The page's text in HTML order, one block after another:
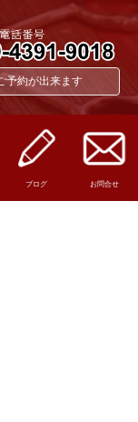
予約が出来ます
ブログ お問合せ